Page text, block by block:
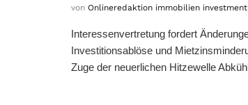
von Onlineredaktion immobilien investment
Interessenvertretung fordert
Investitionsablöse und
Zuge der neuerlichen Hitzewelle